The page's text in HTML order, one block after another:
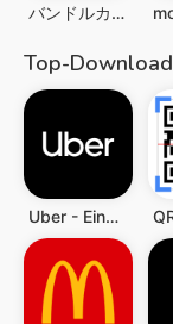
バンドルカード:誰でも発行できるVisaプリカ
Top-Download
Uber - Eine Fahrt bestellen